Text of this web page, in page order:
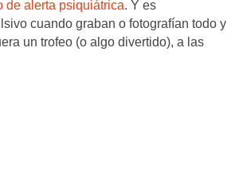
de alerta psiquiátrica. Y es
cuando graban o fotografían todo y
un trofeo (o algo divertido), a las